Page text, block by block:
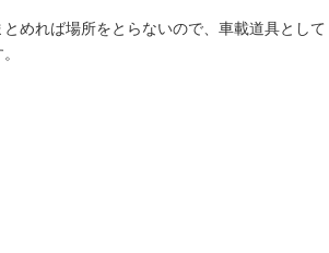
めれば場所をとらないので、車載道具として